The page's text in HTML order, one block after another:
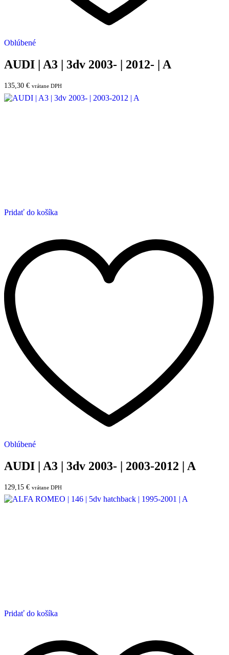
Oblúbené
AUDI | A3 | 3dv 2003- | 2012- | A
135,30 € vrátane DPH
Pridať do košíka
Oblúbené
AUDI | A3 | 3dv 2003- | 2003-2012 | A
129,15 € vrátane DPH
Pridať do košíka